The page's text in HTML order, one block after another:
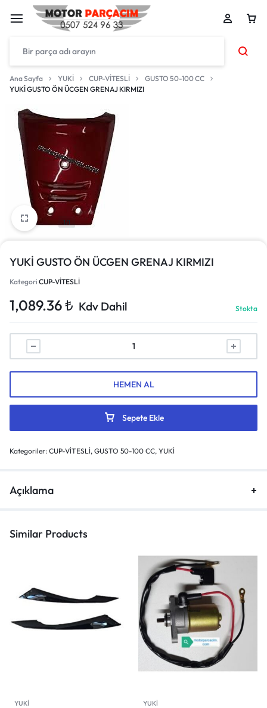
Ana Sayfa YUKİ CUP-VİTESLİ
GUSTO 50-100 CC
YUKİ GUSTO ÖN ÜCGEN GRENAJ KIRMIZI
1/1
YUKİ GUSTO ÖN ÜCGEN GRENAJ KIRMIZI
Kategori CUP-VİTESLİ
1,089.36₺ Kdv Dahil Stokta
Sepete Ekle
HEMEN AL
Kategoriler: CUP-VİTESLİ, GUSTO 50-100 CC, YUKİ
Açıklama
Similar Products
YUKİ YUKİ